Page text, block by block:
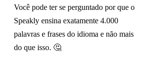
Você pode ter se perguntado por que o
Speakly ensina exatamente 4.000
palavras e frases do idioma e não mais
do que isso. 🤔